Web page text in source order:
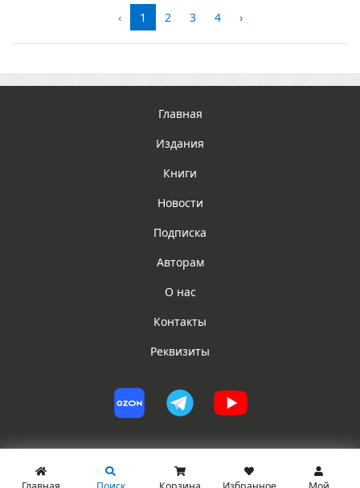
‹ 1 2 3 4 ›
Главная
Издания
Книги
Новости
Подписка
Авторам
О нас
Контакты
Реквизиты